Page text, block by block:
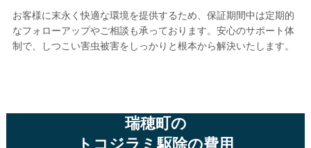
お客様に末永く快適な環境を提供するため、保証期間中は定期的
なフォローアップやご相談も承っております。安心のサポート体
制で、しつこい害虫被害をしっかりと根本から解決いたします。
瑞穂町の